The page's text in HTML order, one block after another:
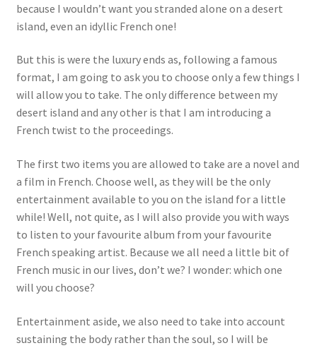
Private Tuition
Terms and Conditions
Categories
Events
Locations
My Bookings
Private
because I wouldn’t want you stranded alone on a desert
island, even an idyllic French one!
But this is were the luxury ends as, following a famous
format, I am going to ask you to choose only a few things I
will allow you to take. The only difference between my
desert island and any other is that I am introducing a
French twist to the proceedings.
The first two items you are allowed to take are a novel and
a film in French. Choose well, as they will be the only
entertainment available to you on the island for a little
while! Well, not quite, as I will also provide you with ways
to listen to your favourite album from your favourite
French speaking artist. Because we all need a little bit of
French music in our lives, don’t we? I wonder: which one
will you choose?
Entertainment aside, we also need to take into account
sustaining the body rather than the soul, so I will be